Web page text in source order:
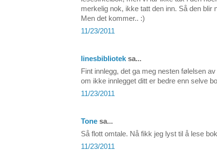
merkelig nok, ikke tatt den inn. Så den blir
Men det kommer.. :)
11/23/2011
linesbibliotek sa...
Fint innlegg, det ga meg nesten følelsen
om ikke innlegget ditt er bedre enn selve
11/23/2011
Tone sa...
Så flott omtale. Nå fikk jeg lyst til å lese
11/23/2011